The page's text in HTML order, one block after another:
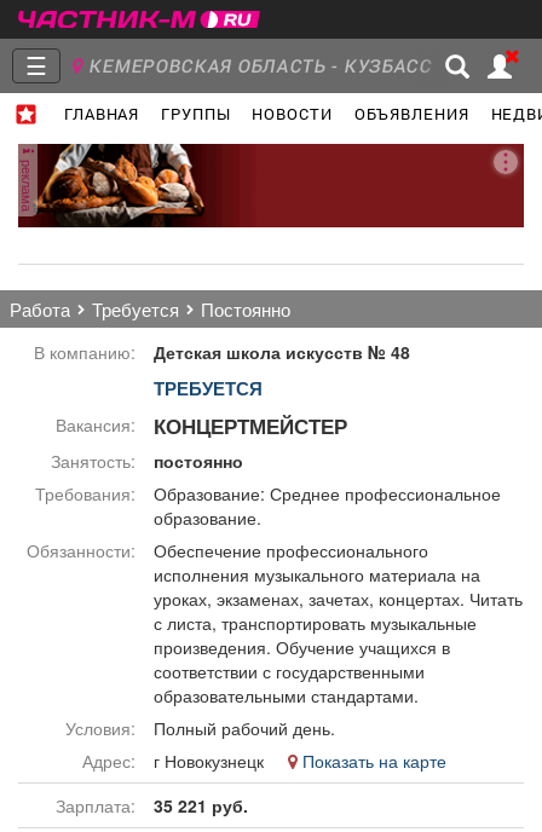
☰ КЕМЕРОВСКАЯ ОБЛАСТЬ - КУЗБАСС
ГЛАВНАЯ ГРУППЫ НОВОСТИ ОБЪЯВЛЕНИЯ
Главная
Группы Новости
Работа Транспорт
Афиша Обучение Проекты
Поздравления Погода
ТВ программа
реклама
работа требуется постоянно
В компанию: Детская школа искусств № 48
ТРЕБУЕТСЯ
Вакансия: КОНЦЕРТМЕЙСТЕР
Занятость:
постоянно
Требования:
Образование: Среднее профессиональное
образование.
Обязанности:
Обеспечение профессионального
исполнения музыкального материала на
уроках, экзаменах, зачетах, концертах. Читать
с листа, транспортировать музыкальные
произведения. Обучение учащихся в
соответствии с государственными
образовательными стандартами.
Условия:
Полный рабочий день.
Адрес:
г Новокузнецк
Показать на карте
Зарплата:
35 221 руб.